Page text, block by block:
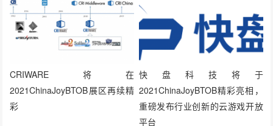
CRIWARE将在
2021ChinaJoyBTOB展区再续精
彩
快盘科技将于
2021ChinaJoyBTOB精彩亮相，
重磅发布行业创新的云游戏开放
平台